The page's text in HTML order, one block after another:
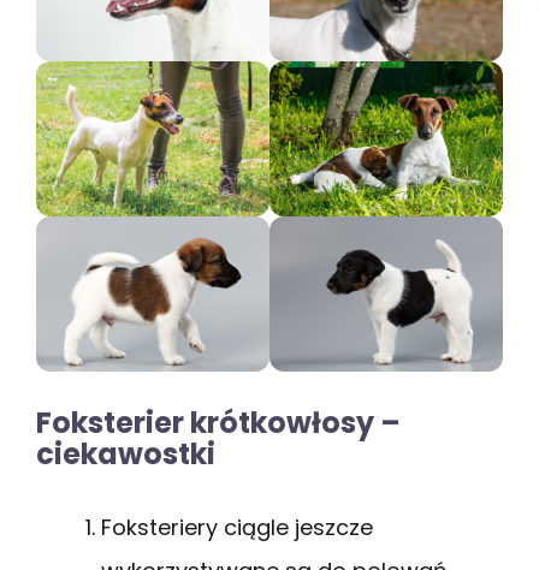
Foksterier krótkowłosy –
ciekawostki
Foksteriery ciągle jeszcze